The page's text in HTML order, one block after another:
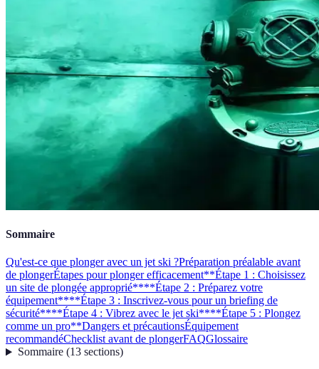
Sommaire
Qu'est-ce que plonger avec un jet ski ?Préparation préalable avant
de plongerÉtapes pour plonger efficacement**Étape 1 : Choisissez
un site de plongée approprié****Étape 2 : Préparez votre
équipement****Étape 3 : Inscrivez-vous pour un briefing de
sécurité****Étape 4 : Vibrez avec le jet ski****Étape 5 : Plongez
comme un pro**Dangers et précautionsÉquipement
recommandéChecklist avant de plongerFAQGlossaire
Sommaire(13 sections)